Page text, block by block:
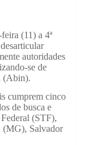
(11) a 4ª
autoridades
se de
(Abin).
cumprem cinco
de busca e
(STF),
(MG), Salvador